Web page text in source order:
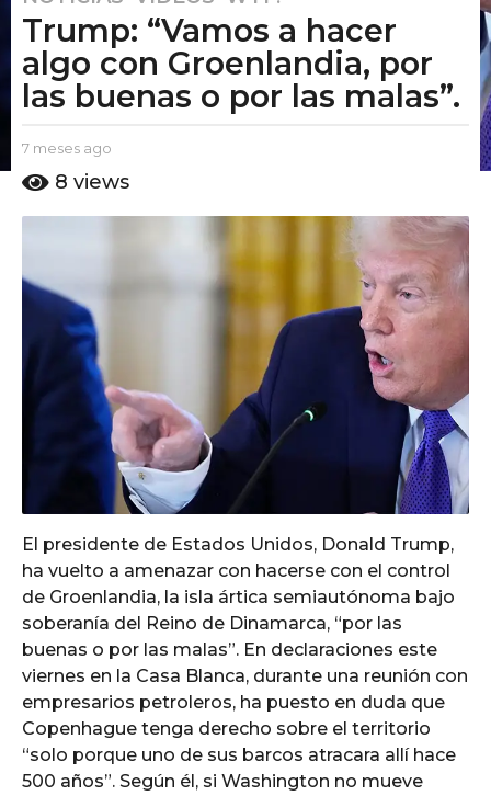
m
s
e
a
g
e
s
a
Trump: “Vamos a hacer
algo con Groenlandia, por
las buenas o por las malas”.
b
E
t
o
o
7 meses ago
e
8 views
El presidente de Estados Unidos, Donald Trump,
ha vuelto a amenazar con hacerse con el control
de Groenlandia, la isla ártica semiautónoma bajo
soberanía del Reino de Dinamarca, “por las
buenas o por las malas”. En declaraciones este
viernes en la Casa Blanca, durante una reunión con
empresarios petroleros, ha puesto en duda que
Copenhague tenga derecho sobre el territorio
“solo porque uno de sus barcos atracara allí hace
500 años”. Según él, si Washington no mueve